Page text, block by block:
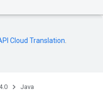
Cloud Translation
Java